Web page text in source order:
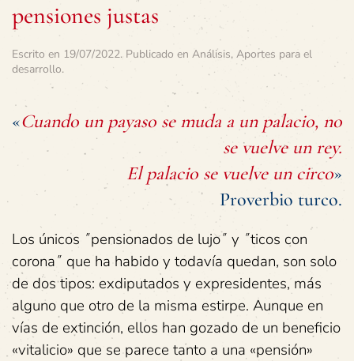
pensiones justas
Escrito en 19/07/2022. Publicado en Análisis, Aportes para el
desarrollo.
«Cuando un payaso se muda a un palacio, no
se vuelve un rey.
El palacio se vuelve un circo»
Proverbio turco.
Los únicos ˝pensionados de lujo˝ y ˝ticos con
corona˝ que ha habido y todavía quedan, son solo
de dos tipos: exdiputados y expresidentes, más
alguno que otro de la misma estirpe. Aunque en
vías de extinción, ellos han gozado de un beneficio
«vitalicio» que se parece tanto a una «pensión»